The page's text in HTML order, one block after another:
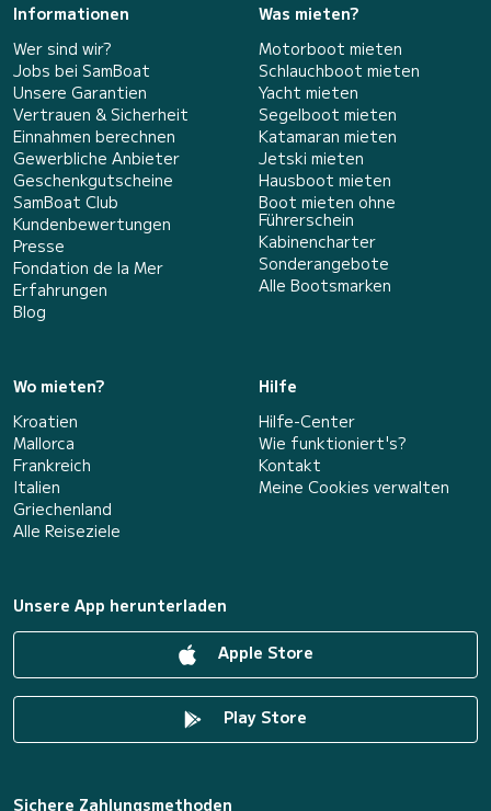
Informationen
Wer sind wir?
Jobs bei SamBoat
Unsere Garantien
Vertrauen & Sicherheit
Einnahmen berechnen
Gewerbliche Anbieter
Geschenkgutscheine
SamBoat Club
Kundenbewertungen
Presse
Fondation de la Mer
Erfahrungen
Blog
Was mieten?
Motorboot mieten
Schlauchboot mieten
Yacht mieten
Segelboot mieten
Katamaran mieten
Jetski mieten
Hausboot mieten
Boot mieten ohne
Führerschein
Kabinencharter
Sonderangebote
Alle Bootsmarken
Wo mieten?
Kroatien
Mallorca
Frankreich
Italien
Griechenland
Alle Reiseziele
Hilfe
Hilfe-Center
Wie funktioniert's?
Kontakt
Meine Cookies verwalten
Unsere App herunterladen
Apple Store
Play Store
Sichere Zahlungsmethoden